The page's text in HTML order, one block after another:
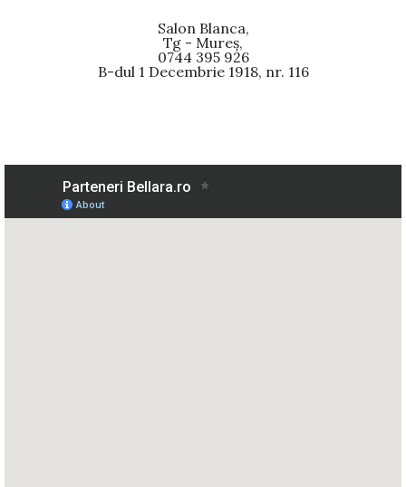
Salon Blanca,
Tg - Mureș,
0744 395 926
B-dul 1 Decembrie 1918, nr. 116